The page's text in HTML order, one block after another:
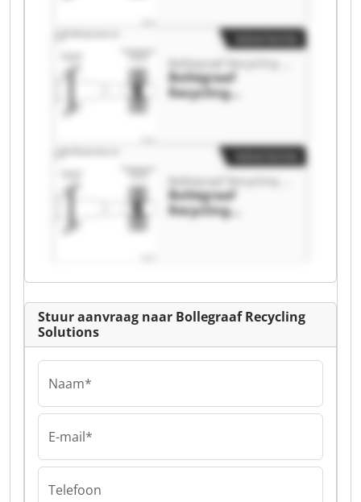
Recycling
Solutions
Bollegraaf
Recycling
Solutions
Recycling
Solutions
Bollegraaf
Recycling
Solutions
Stuur aanvraag naar Bollegraaf Recycling
Solutions
Naam*
E-mail*
Telefoon